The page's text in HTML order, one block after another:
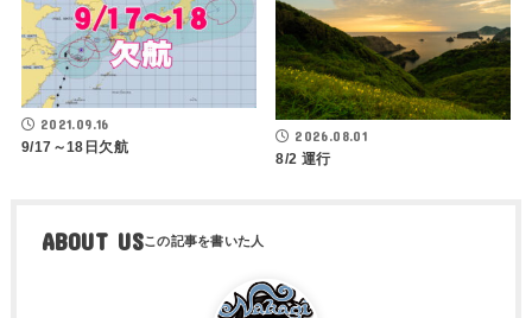
2021.09.16
9/17～18日欠航
2026.08.01
8/2 運行
ABOUT US